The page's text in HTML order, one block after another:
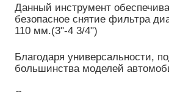
Данный инструмент
безопасное снятие фильтра
110 мм.(3"-4 3/4")
Благодаря универсальности,
большинства моделей